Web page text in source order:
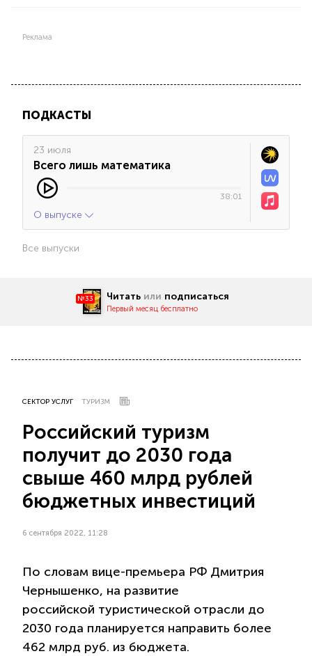
Реклама
ПОДКАСТЫ
23 июля
Всего лишь математика
38:01
О выпуске
Все выпуски
№33 Читать или подписаться
Первый месяц бесплатно
СЕКТОР УСЛУГ ТУРИЗМ
Российский туризм
получит до 2030 года
свыше 460 млрд рублей
бюджетных инвестиций
6 сентября 2022, 11:28
По словам вице-премьера РФ Дмитрия
Чернышенко, на развитие
российской туристической отрасли до
2030 года планируется направить более
462 млрд руб. из бюджета.